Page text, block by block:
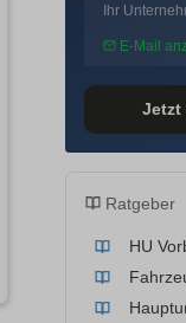
Ihr
E-Mail
Jetzt
Ratgeber
HU